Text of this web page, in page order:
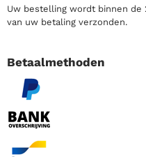
Uw bestelling wordt binnen de
van uw betaling verzonden.
Betaalmethoden